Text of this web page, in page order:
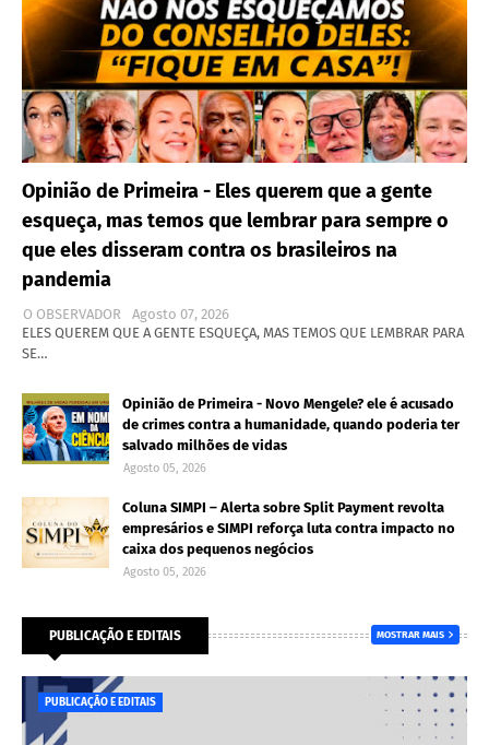
Opinião de Primeira - Eles querem que a gente
esqueça, mas temos que lembrar para sempre o
que eles disseram contra os brasileiros na
pandemia
O OBSERVADOR
Agosto 07, 2026
ELES QUEREM QUE A GENTE ESQUEÇA, MAS TEMOS QUE LEMBRAR PARA
SE…
Opinião de Primeira - Novo Mengele? ele é acusado
de crimes contra a humanidade, quando poderia ter
salvado milhões de vidas
Agosto 05, 2026
Coluna SIMPI – Alerta sobre Split Payment revolta
empresários e SIMPI reforça luta contra impacto no
caixa dos pequenos negócios
Agosto 05, 2026
PUBLICAÇÃO E EDITAIS MOSTRAR MAIS
PUBLICAÇÃO E EDITAIS